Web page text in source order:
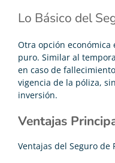
Lo Básico del
Otra opción económica
puro. Similar al
en caso de
vigencia de la póliza,
inversión.
Ventajas
Ventajas del Seguro de